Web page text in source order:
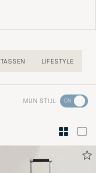
TASSEN LIFESTYLE
MIJN STIJL Ga
Stijladvies